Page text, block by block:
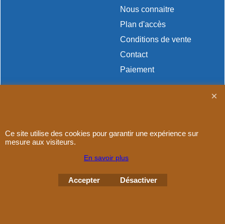
Nous connaitre
Plan d'accès
Conditions de vente
Contact
Paiement
Boutique en ligne créés
avec le logiciel
Ce site utilise des cookies pour garantir une expérience sur
mesure aux visiteurs.
En savoir plus
Accepter Désactiver